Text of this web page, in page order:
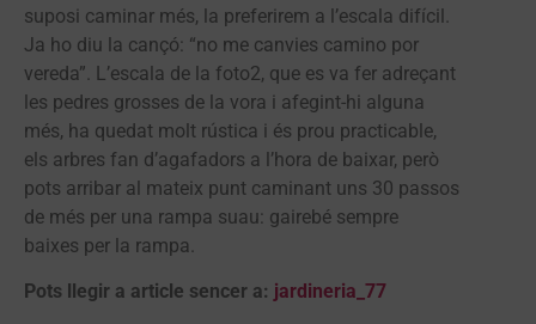
suposi caminar més, la preferirem a l’escala difícil.
Ja ho diu la cançó: “no me canvies camino por
vereda”. L’escala de la foto2, que es va fer adreçant
les pedres grosses de la vora i afegint-hi alguna
més, ha quedat molt rústica i és prou practicable,
els arbres fan d’agafadors a l’hora de baixar, però
pots arribar al mateix punt caminant uns 30 passos
de més per una rampa suau: gairebé sempre
baixes per la rampa.
Pots llegir a article sencer a: jardineria_77